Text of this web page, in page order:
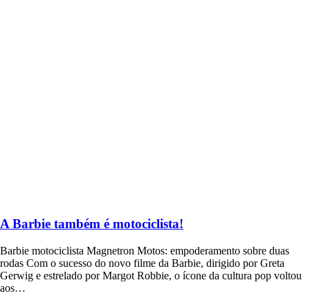
A Barbie também é motociclista!
Barbie motociclista Magnetron Motos: empoderamento sobre duas
rodas Com o sucesso do novo filme da Barbie, dirigido por Greta
Gerwig e estrelado por Margot Robbie, o ícone da cultura pop voltou
aos…